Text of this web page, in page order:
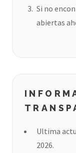
Si no
abiertas
Ultima
2026.